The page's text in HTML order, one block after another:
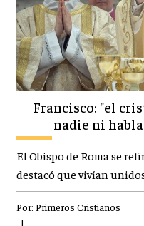
Francisco: "el
nadie ni
El Obispo de Roma se
destacó que vivían
Por: Primeros Cristianos
|